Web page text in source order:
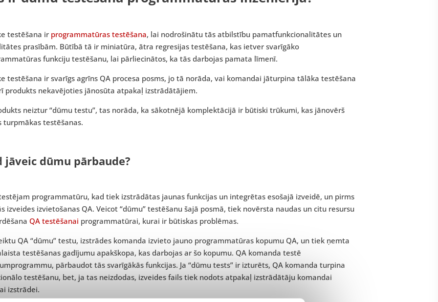
testēšana ir programmatūras testēšana, lai nodrošinātu tās atbilstību pamatfunkcionalitātes un
prasībām. Būtībā tā ir miniatūra, ātra regresijas testēšana, kas ietver svarīgāko
funkciju testēšanu, lai pārliecinātos, ka tās darbojas pamata līmenī.
testēšana ir svarīgs agrīns QA procesa posms, jo tā norāda, vai komandai jāturpina tālāka testēšana
produkts nekavējoties jānosūta atpakaļ izstrādātājiem.
neiztur “dūmu testu”, tas norāda, ka sākotnējā komplektācijā ir būtiski trūkumi, kas jānovērš
turpmākas testēšanas.
jāveic dūmu pārbaude?
programmatūru, kad tiek izstrādātas jaunas funkcijas un integrētas esošajā izveidē, un pirms
izveides izvietošanas QA. Veicot “dūmu” testēšanu šajā posmā, tiek novērsta naudas un citu resursu
QA testēšanai programmatūrai, kurai ir būtiskas problēmas.
QA “dūmu” testu, izstrādes komanda izvieto jauno programmatūras kopumu QA, un tiek ņemta
testēšanas gadījumu apakškopa, kas darbojas ar šo kopumu. QA komanda testē
pārbaudot tās svarīgākās funkcijas. Ja “dūmu tests” ir izturēts, QA komanda turpina
testēšanu, bet, ja tas neizdodas, izveides fails tiek nodots atpakaļ izstrādātāju komandai
izstrādei.